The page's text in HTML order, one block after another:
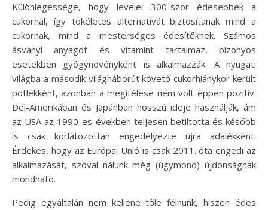
Különlegessége, hogy levelei 300-szor édesebbek a
cukornál, így tökéletes alternatívát biztosítanak mind a
cukornak, mind a mesterséges édesítőknek. Számos
ásványi anyagot és vitamint tartalmaz, bizonyos
esetekben gyógynövényként is alkalmazzák. A nyugati
világba a második világháborút követő cukorhiánykor került
pótlékként, azonban a megítélése nem volt éppen pozitív.
Dél-Amerikában és Japánban hosszú ideje használják, ám
az USA az 1990-es években teljesen betiltotta és később
is csak korlátozottan engedélyezte újra adalékként.
Érdekes, hogy az Európai Unió is csak 2011. óta engedi az
alkalmazását, szóval nálunk még (úgymond) újdonságnak
mondható.
Pedig egyáltalán nem kellene tőle félnünk, hiszen édes